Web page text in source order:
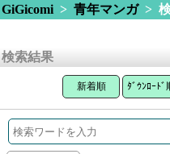
GiGicomi> 青年マンガ>
検索結果
新着順 ﾀﾞｳﾝﾛｰﾄﾞ